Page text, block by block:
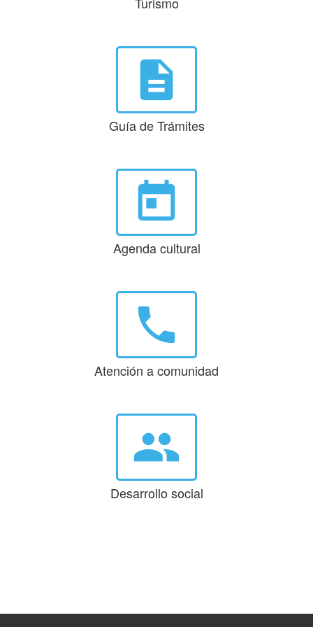
description
Guía de Trámites
today
Agenda cultural
phone
Atención a comunidad
group
Desarrollo social